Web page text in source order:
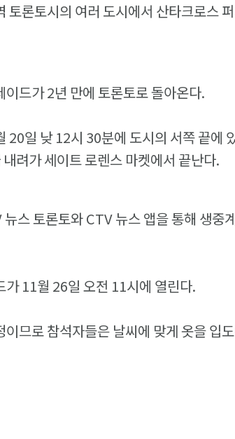
토론토시의 여러 도시에서 산타크로스
드가 2년 만에 토론토로 돌아온다.
20일 낮 12시 30분에 도시의 서쪽 끝에
려가 세이트 로렌스 마켓에서 끝난다.
스 토론토와 CTV 뉴스 앱을 통해 생중
11월 26일 오전 11시에 열린다.
므로 참석자들은 날씨에 맞게 옷을 입